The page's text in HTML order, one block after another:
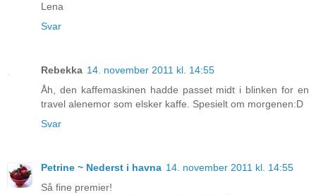
Lena
Svar
Rebekka 14. november 2011 kl. 14:55
Åh, den kaffemaskinen hadde passet midt i blinken for en
travel alenemor som elsker kaffe. Spesielt om morgenen:D
Svar
Petrine ~ Nederst i havna 14. november 2011 kl. 14:55
Så fine premier!